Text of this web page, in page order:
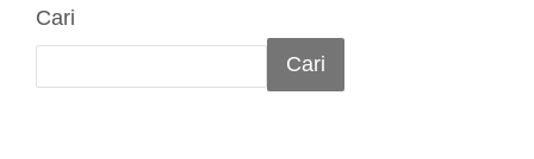
Cari
Cari